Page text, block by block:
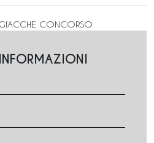
CONCORSO